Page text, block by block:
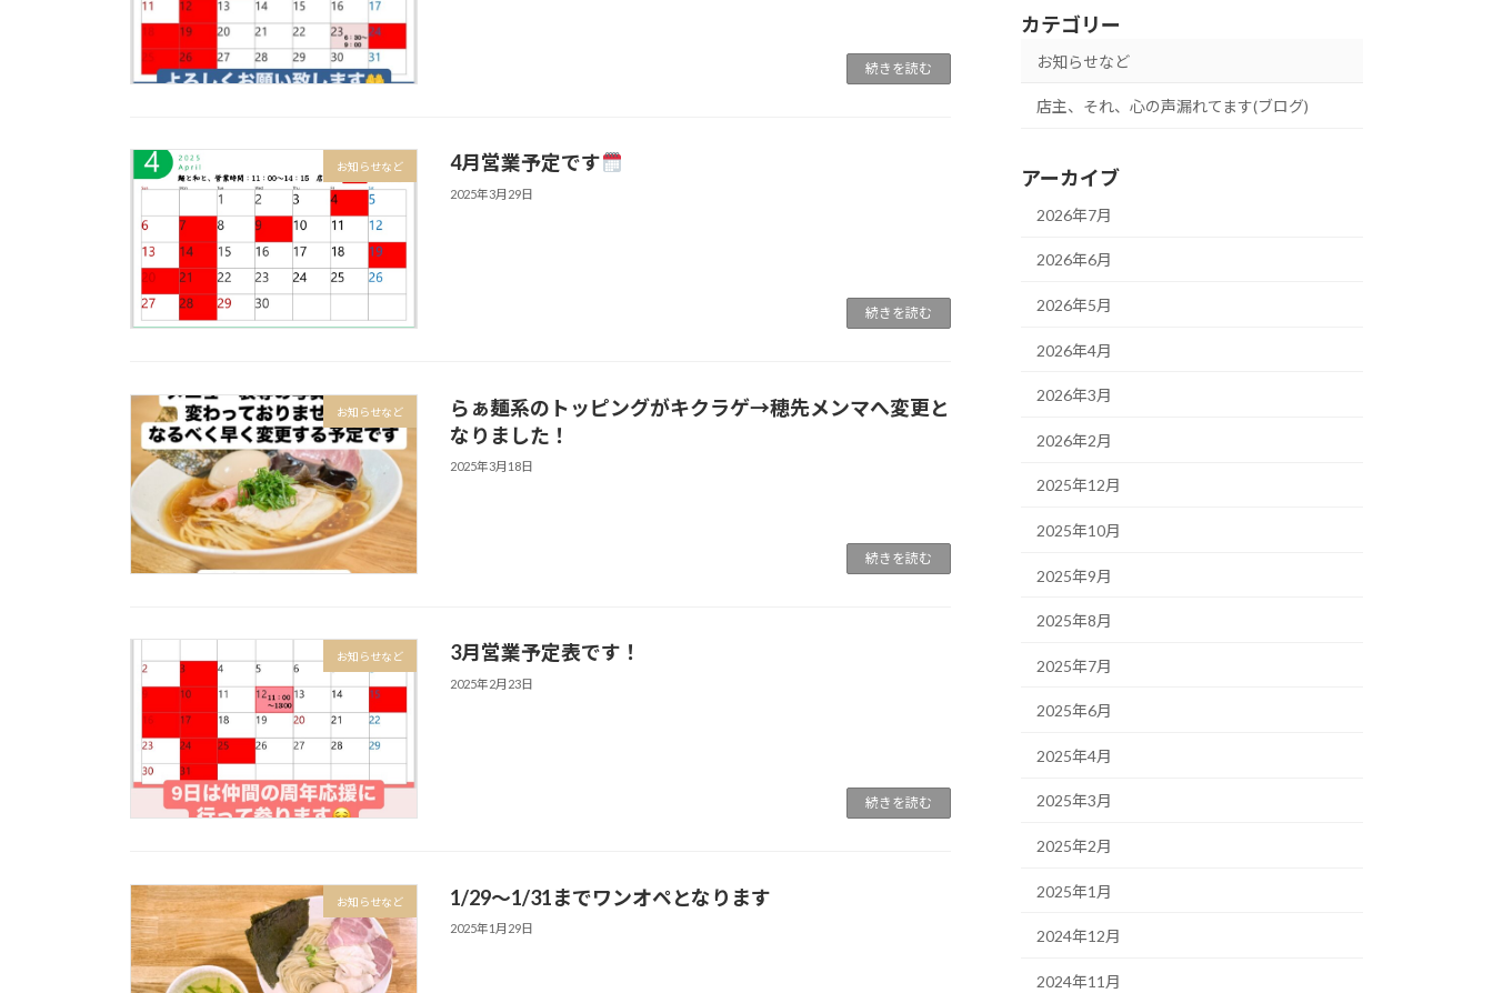
続きを読む
お知らせなど 4月営業予定です
2025年3月29日
続きを読む
お知らせなど
らぁ麺系のトッピングがキクラゲ→穂先メンマへ変更と
なりました！
2025年3月18日
続きを読む
お知らせなど 3月営業予定表です！
2025年2月23日
続きを読む
お知らせなど 1/29〜1/31までワンオペとなります
2025年1月29日
カテゴリー
お知らせなど
店主、それ、心の声漏れてます(ブログ)
アーカイブ
2026年7月
2026年6月
2026年5月
2026年4月
2026年3月
2026年2月
2025年12月
2025年10月
2025年9月
2025年8月
2025年7月
2025年6月
2025年4月
2025年3月
2025年2月
2025年1月
2024年12月
2024年11月